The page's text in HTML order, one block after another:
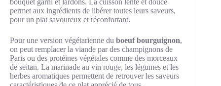
bouquet garni et lardons. La cuisson lente et douce
permet aux ingrédients de libérer toutes leurs saveurs,
pour un plat savoureux et réconfortant.
Pour une version végétarienne du boeuf bourguignon,
on peut remplacer la viande par des champignons de
Paris ou des protéines végétales comme des morceaux
de seitan. La marinade au vin rouge, les légumes et les
herbes aromatiques permettent de retrouver les saveurs